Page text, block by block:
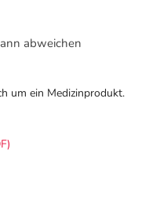
abweichen
um ein Medizinprodukt.